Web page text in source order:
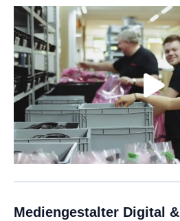
Mediengestalter Digital